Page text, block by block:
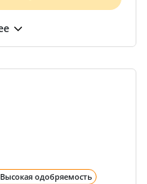
Высокая одобряемость